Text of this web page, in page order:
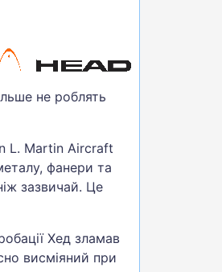
не роблять
L. Martin Aircraft
фанери та
зазвичай. Це
Хед зламав
висміяний при